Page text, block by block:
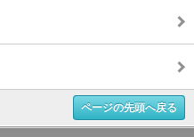
ページの先頭へ戻る